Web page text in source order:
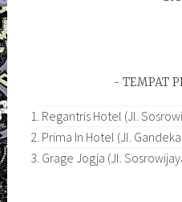
TEMPAT
Regantris Hotel (Jl.
Prima In Hotel (Jl.
Grage Jogja (Jl.